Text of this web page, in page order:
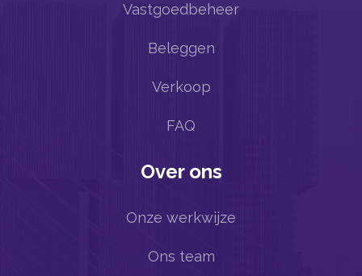
Vastgoedbeheer
Beleggen
Verkoop
FAQ
Over ons
Onze werkwijze
Ons team